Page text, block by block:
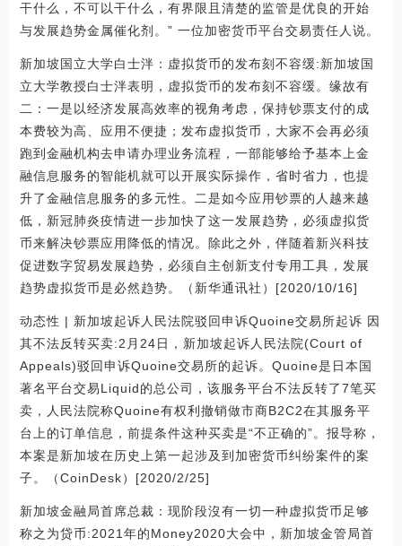
干什么，不可以干什么，有界限且清楚的监管是优良的开始
与发展趋势金属催化剂。” 一位加密货币平台交易责任人说。
新加坡国立大学白士泮：虚拟货币的发布刻不容缓:新加坡国
立大学教授白士泮表明，虚拟货币的发布刻不容缓。缘故有
二：一是以经济发展高效率的视角考虑，保持钞票支付的成
本费较为高、应用不便捷；发布虚拟货币，大家不会再必须
跑到金融机构去申请办理业务流程，一部能够给予基本上金
融信息服务的智能机就可以开展实际操作，省时省力，也提
升了金融信息服务的多元性。二是如今应用钞票的人越来越
低，新冠肺炎疫情进一步加快了这一发展趋势，必须虚拟货
币来解决钞票应用降低的情况。除此之外，伴随着新兴科技
促进数字贸易发展趋势，必须自主创新支付专用工具，发展
趋势虚拟货币是必然趋势。（新华通讯社）[2020/10/16]
动态性 | 新加坡起诉人民法院驳回申诉Quoine交易所起诉 因
其不法反转买卖:2月24日，新加坡起诉人民法院(Court of
Appeals)驳回申诉Quoine交易所的起诉。Quoine是日本国
著名平台交易Liquid的总公司，该服务平台不法反转了7笔买
卖，人民法院称Quoine有权利撤销做市商B2C2在其服务平
台上的订单信息，前提条件这种买卖是“不正确的”。报导称，
本案是新加坡在历史上第一起涉及到加密货币纠纷案件的案
子。（CoinDesk）[2020/2/25]
新加坡金融局首席总裁：现阶段沒有一切一种虚拟货币足够
称之为贷币:2021年的Money2020大会中，新加坡金管局首